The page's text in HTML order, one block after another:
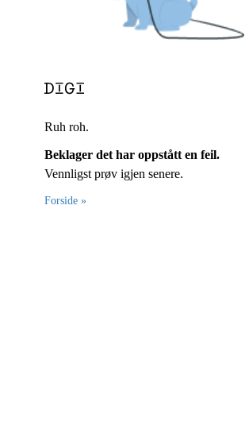
Ruh roh.
Beklager det har oppstått en feil.
Vennligst prøv igjen senere.
Forside »